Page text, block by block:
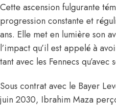
Cette ascension fulgurante
progression constante et
ans. Elle met en lumière son
l’impact qu’il est appelé à
tant avec les Fennecs qu’avec
Sous contrat avec le Bayer
juin 2030, Ibrahim Maza